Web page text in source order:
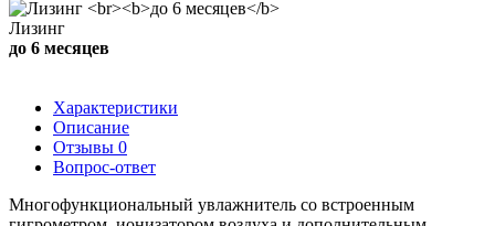
Лизинг
до 6 месяцев
Характеристики
Описание
Отзывы 0
Вопрос-ответ
Многофункциональный увлажнитель со встроенным